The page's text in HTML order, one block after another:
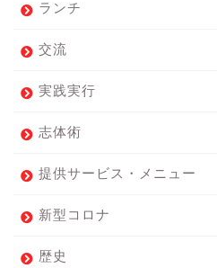
ランチ
交流
実践実行
志体術
提供サービス・メニュー
新型コロナ
歴史